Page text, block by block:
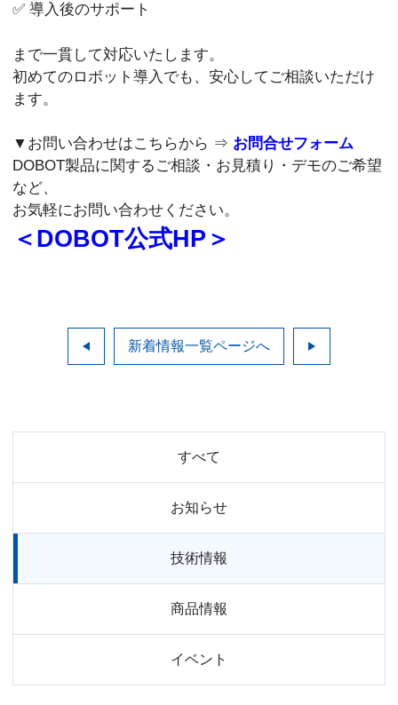
すべて
お知らせ
技術情報
商品情報
イベント
✅ 導入後のサポート
まで一貫して対応いたします。
初めてのロボット導入でも、安心してご相談いただけ
ます。
▼お問い合わせはこちらから ⇒ お問合せフォーム
DOBOT製品に関するご相談・お見積り・デモのご希望
など、
お気軽にお問い合わせください。
＜DOBOT公式HP＞
新着情報一覧ページへ